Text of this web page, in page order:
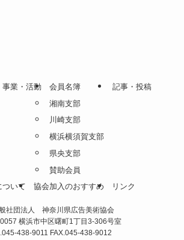
事業・活動
会員名簿
湘南支部
川崎支部
横浜横須賀支部
県央支部
賛助会員
記事・投稿
ついて 協会加入のおすすめ リンク
社団法人 神奈川県広告美術協会
横浜市中区曙町1丁目3-306号室
438-9011 FAX.045-438-9012